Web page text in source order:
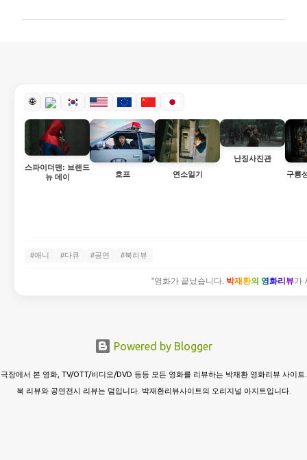
🌐
스파이더맨: 브랜드
뉴 데이
호프 연소일기
난징사진관
구룡
#애니 #다큐 #공연 #북리뷰
"영화가 끝났습니다. 박재환의 영화리뷰가
Powered by Blogger
극장에서 본 영화, TV/OTT/비디오/DVD 등등 모든 영화를 리뷰하는 박재환 영화리뷰 사이트.
북 리뷰와 공연전시 리뷰는 덤입니다. 박재환리뷰사이트의 오리지널 아지트입니다.